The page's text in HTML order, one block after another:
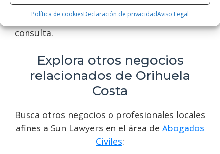
Política de cookiesDeclaración de privacidadAviso Legal
profesional y confiable. Encuentra sus datos
de contacto en esta web y agenda tu
consulta.
Explora otros negocios
relacionados de Orihuela
Costa
Busca otros negocios o profesionales locales
afines a Sun Lawyers en el área de Abogados
Civiles: